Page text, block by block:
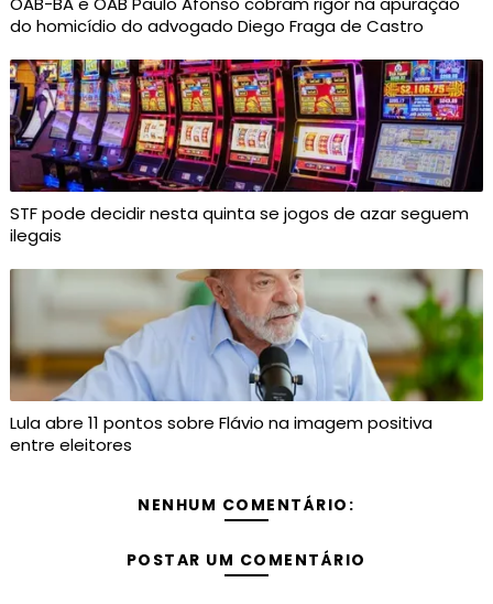
do homicídio do advogado Diego Fraga de Castro
STF pode decidir nesta quinta se jogos de azar seguem
ilegais
Lula abre 11 pontos sobre Flávio na imagem positiva
entre eleitores
NENHUM COMENTÁRIO:
POSTAR UM COMENTÁRIO